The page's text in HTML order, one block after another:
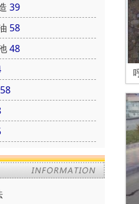
39
58
48
58